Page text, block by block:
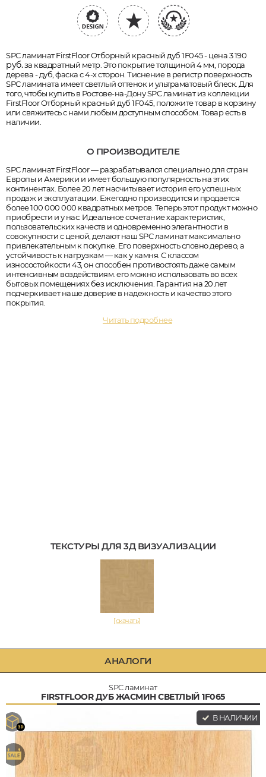
SPC ламинат FirstFloor Отборный красный дуб 1F045 - цена 3 190
руб.за квадратный метр. Это покрытие толщиной 4 мм, порода
дерева - дуб, фаска с 4-х сторон. Тиснение в регистр поверхность
SPC ламината имеет светлый оттенок и ультраматовый блеск. Для
того, чтобы купить в Ростове-на-Дону SPC ламинат из коллекции
FirstFloor Отборный красный дуб 1F045, положите товар в корзину
или свяжитесь с нами любым доступным способом. Товар есть в
наличии.
О ПРОИЗВОДИТЕЛЕ
SPC ламинат FirstFloor — разрабатывался специально для стран
Европы и Америки и имеет большую популярность на этих
континентах. Более 20 лет насчитывает история его успешных
продаж и эксплуатации. Ежегодно производится и продается
более 100 000 000 квадратных метров. Теперь этот продукт можно
приобрести и у нас. Идеальное сочетание характеристик,
пользовательских качеств и одновременно элегантности в
совокупности с ценой, делают наш SPC ламинат максимально
привлекательным к покупке. Его поверхность словно дерево, а
устойчивость к нагрузкам — как у камня. С классом
износостойкости 43, он способен противостоять даже самым
интенсивным воздействиям. его можно использовать во всех
бытовых помещениях без исключения. Гарантия на 20 лет
подчеркивает наше доверие в надежность и качество этого
покрытия.
Читать подробнее
ТЕКСТУРЫ ДЛЯ 3Д ВИЗУАЛИЗАЦИИ
[скачать]
АНАЛОГИ
SPC ламинат
FIRSTFLOOR ДУБ ЖАСМИН СВЕТЛЫЙ 1F065
В НАЛИЧИИ